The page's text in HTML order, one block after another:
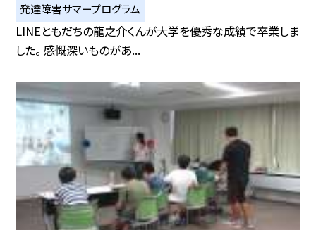
発達障害サマープログラム
LINEともだちの龍之介くんが大学を優秀な成績で卒業しま
した。 感慨深いものがあ...